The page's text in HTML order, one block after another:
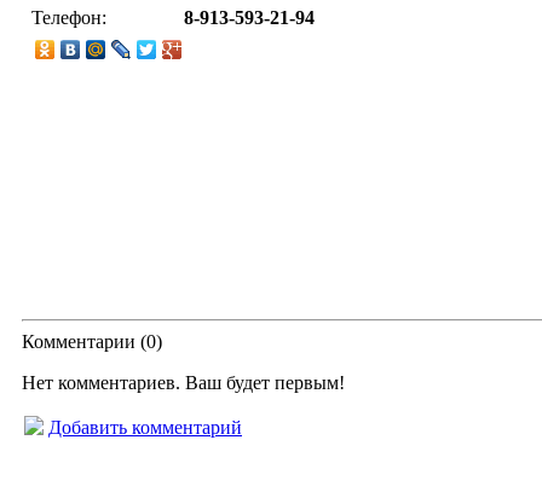
Телефон:
8-913-593-21-94
Комментарии (0)
Нет комментариев. Ваш будет первым!
Добавить комментарий